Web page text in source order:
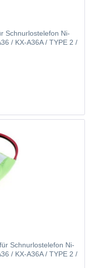
Schnurlostelefon Ni-
/ KX-A36A / TYPE 2 /
Schnurlostelefon Ni-
/ KX-A36A / TYPE 2 /